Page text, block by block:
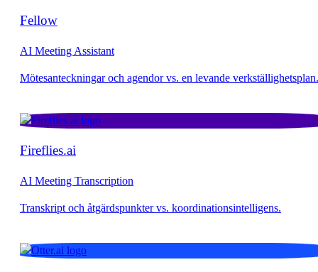
Fellow
AI Meeting Assistant
Fireflies.ai
AI Meeting Transcription